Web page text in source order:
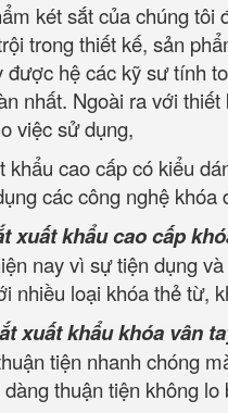
két sắt của chúng tôi
trong thiết kế, sản
được hệ các kỹ sư tính
nhất. Ngoài ra với
việc sử dụng,
khẩu cao cấp có kiểu
các công nghệ
xuất khẩu cao cấp
nay vì sự tiện dụng
nhiều loại khóa thẻ từ,
xuất khẩu khóa vân
tiện nhanh chóng
thuận tiện không